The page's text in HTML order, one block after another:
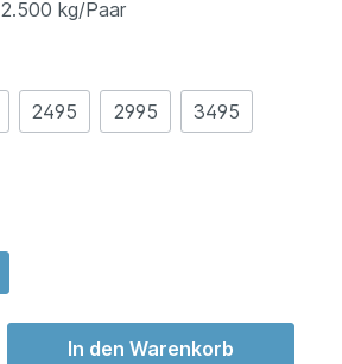
2.500 kg/Paar
2495 2995 3495
In den Warenkorb